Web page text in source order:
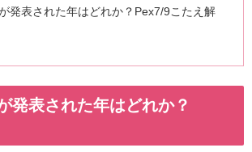
発表された年はどれか？Pex7/9こたえ解
発表された年はどれか？